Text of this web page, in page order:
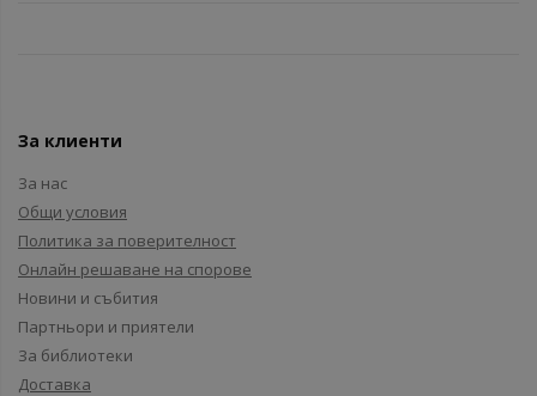
За клиенти
За нас
Общи условия
Политика за поверителност
Онлайн решаване на спорове
Новини и събития
Партньори и приятели
За библиотеки
Доставка